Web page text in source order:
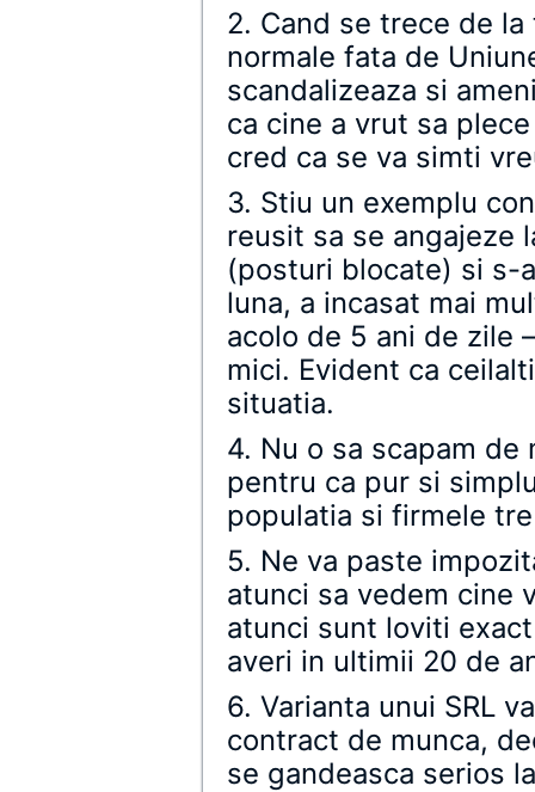
2. Cand se trece de
normale fata de
scandalizeaza si
ca cine a vrut sa
cred ca se va simti
3. Stiu un exemplu
reusit sa se angajeze
(posturi blocate) si s-
luna, a incasat mai
acolo de 5 ani de zile
mici. Evident ca
situatia.
4. Nu o sa scapam
pentru ca pur si
populatia si firmele
5. Ne va paste
atunci sa vedem cine
atunci sunt loviti
averi in ultimii 20 de
6. Varianta unui SRL
contract de munca,
se gandeasca serios